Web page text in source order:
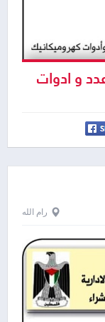
و ادوات
رام الله